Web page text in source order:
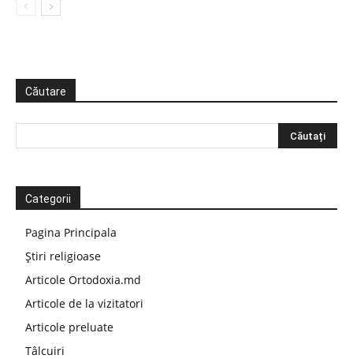
Căutare
Categorii
Pagina Principala
Știri religioase
Articole Ortodoxia.md
Articole de la vizitatori
Articole preluate
Tâlcuiri